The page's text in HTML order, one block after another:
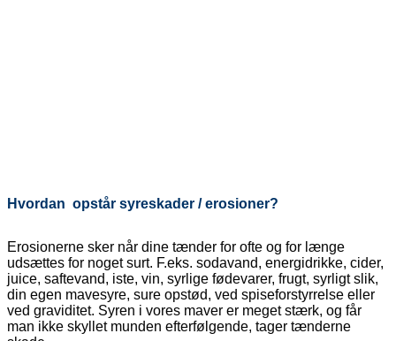
Hvordan opstår syreskader / erosioner?
Erosionerne sker når dine tænder for ofte og for længe
udsættes for noget surt. F.eks. sodavand, energidrikke, cider,
juice, saftevand, iste, vin, syrlige fødevarer, frugt, syrligt slik,
din egen mavesyre, sure opstød, ved spiseforstyrrelse eller
ved graviditet. Syren i vores maver er meget stærk, og får
man ikke skyllet munden efterfølgende, tager tænderne